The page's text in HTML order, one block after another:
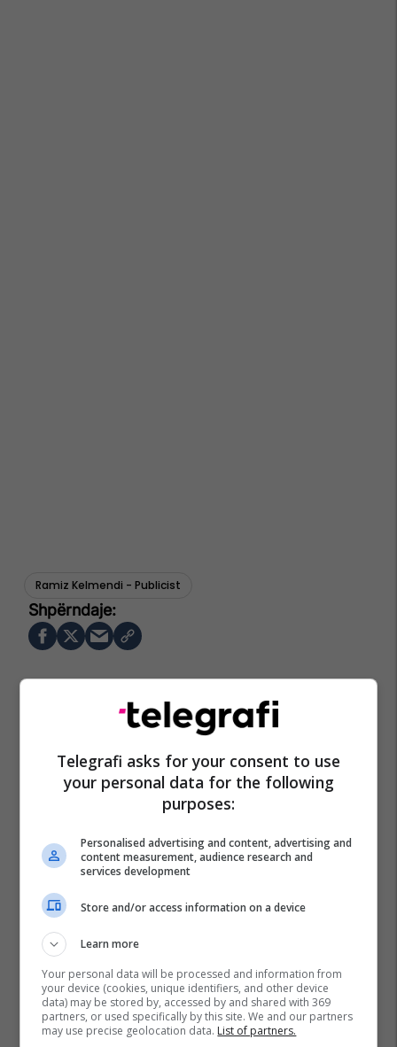
Ramiz Kelmendi - Publicist
Telegrafi asks for your consent to use
your personal data for the following
purposes:
Personalised advertising and content, advertising and
content measurement, audience research and
services development
Store and/or access information on a device
Learn more
Your personal data will be processed and information from
your device (cookies, unique identifiers, and other device
data) may be stored by, accessed by and shared with 369
partners, or used specifically by this site. We and our partners
may use precise geolocation data. List of partners.